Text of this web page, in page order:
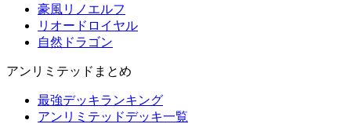
豪風リノエルフ
リオードロイヤル
自然ドラゴン
アンリミテッドまとめ
最強デッキランキング
アンリミテッドデッキ一覧